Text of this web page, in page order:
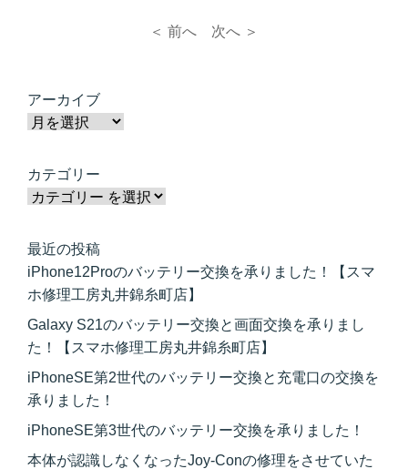
＜ 前へ 次へ ＞
アーカイブ
カテゴリー
最近の投稿
iPhone12Proのバッテリー交換を承りました！【スマ
ホ修理工房丸井錦糸町店】
Galaxy S21のバッテリー交換と画面交換を承りまし
た！【スマホ修理工房丸井錦糸町店】
iPhoneSE第2世代のバッテリー交換と充電口の交換を
承りました！
iPhoneSE第3世代のバッテリー交換を承りました！
本体が認識しなくなったJoy-Conの修理をさせていた